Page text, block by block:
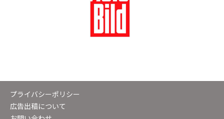
プライバシーポリシー
広告出稿について